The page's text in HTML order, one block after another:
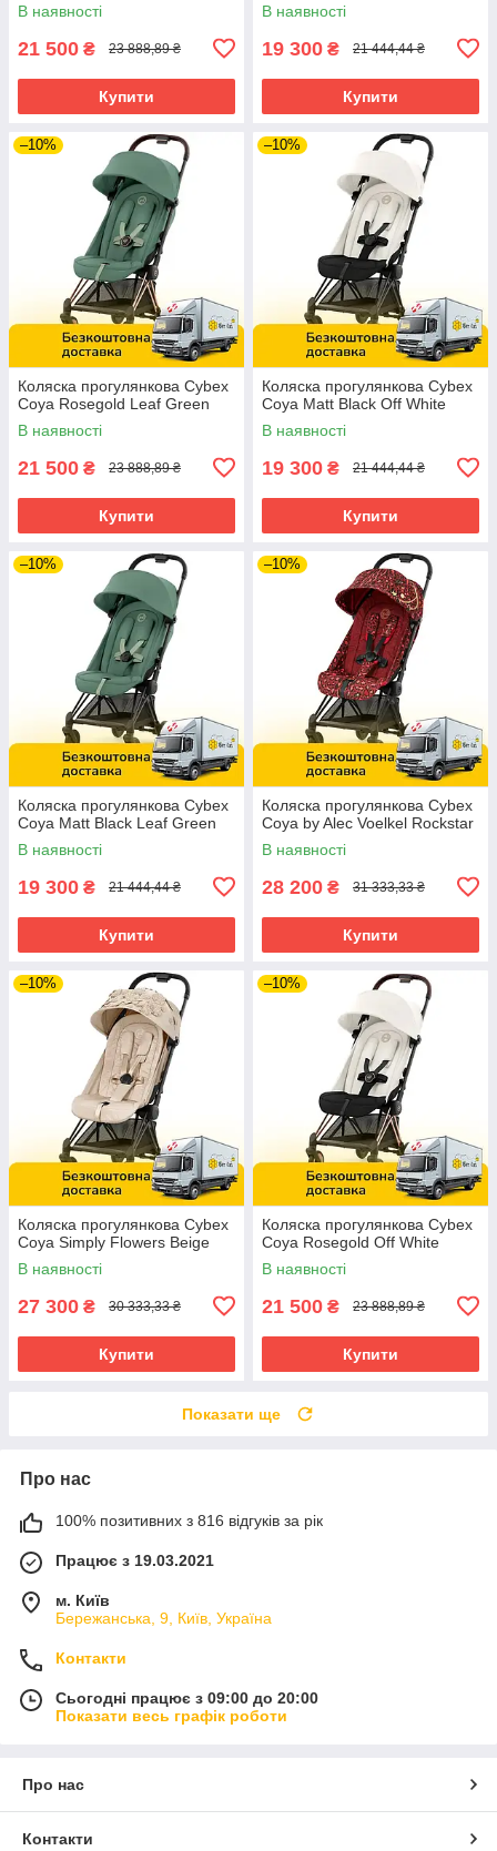
В наявності
21 500 ₴ 23 888,89 ₴
Купити
В наявності
19 300 ₴ 21 444,44 ₴
Купити
–10%
Коляска прогулянкова Cybex
Coya Rosegold Leaf Green
В наявності
21 500 ₴ 23 888,89 ₴
Купити
–10%
Коляска прогулянкова Cybex
Coya Matt Black Off White
В наявності
19 300 ₴ 21 444,44 ₴
Купити
–10%
Коляска прогулянкова Cybex
Coya Matt Black Leaf Green
В наявності
19 300 ₴ 21 444,44 ₴
Купити
–10%
Коляска прогулянкова Cybex
Coya by Alec Voelkel Rockstar
В наявності
28 200 ₴ 31 333,33 ₴
Купити
–10%
Коляска прогулянкова Cybex
Coya Simply Flowers Beige
В наявності
27 300 ₴ 30 333,33 ₴
Купити
–10%
Коляска прогулянкова Cybex
Coya Rosegold Off White
В наявності
21 500 ₴ 23 888,89 ₴
Купити
Показати ще
Про нас
100% позитивних з 816 відгуків за рік
Працює з 19.03.2021
м. Київ
Бережанська, 9, Київ, Україна
Контакти
Сьогодні працює з 09:00 до 20:00
Показати весь графік роботи
Про нас
Контакти